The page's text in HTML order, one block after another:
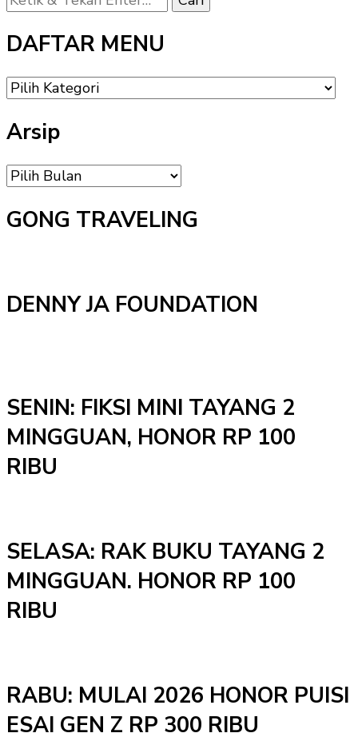
Sesuatu?
DAFTAR MENU
DAFTAR
MENU
Arsip
Arsip
GONG TRAVELING
DENNY JA FOUNDATION
SENIN: FIKSI MINI TAYANG 2
MINGGUAN, HONOR RP 100
RIBU
SELASA: RAK BUKU TAYANG 2
MINGGUAN. HONOR RP 100
RIBU
RABU: MULAI 2026 HONOR PUISI
ESAI GEN Z RP 300 RIBU